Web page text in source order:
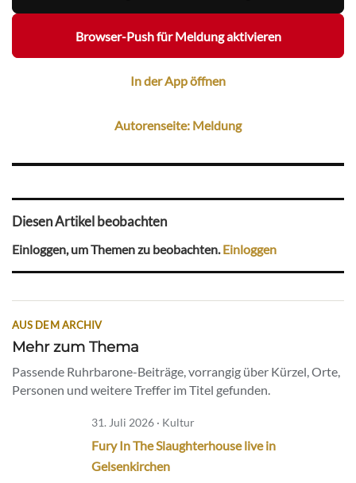
Browser-Push für Meldung aktivieren
In der App öffnen
Autorenseite: Meldung
Diesen Artikel beobachten
Einloggen, um Themen zu beobachten.Einloggen
AUS DEM ARCHIV
Mehr zum Thema
Passende Ruhrbarone-Beiträge, vorrangig über Kürzel, Orte,
Personen und weitere Treffer im Titel gefunden.
31. Juli 2026 · Kultur
Fury In The Slaughterhouse live in
Gelsenkirchen